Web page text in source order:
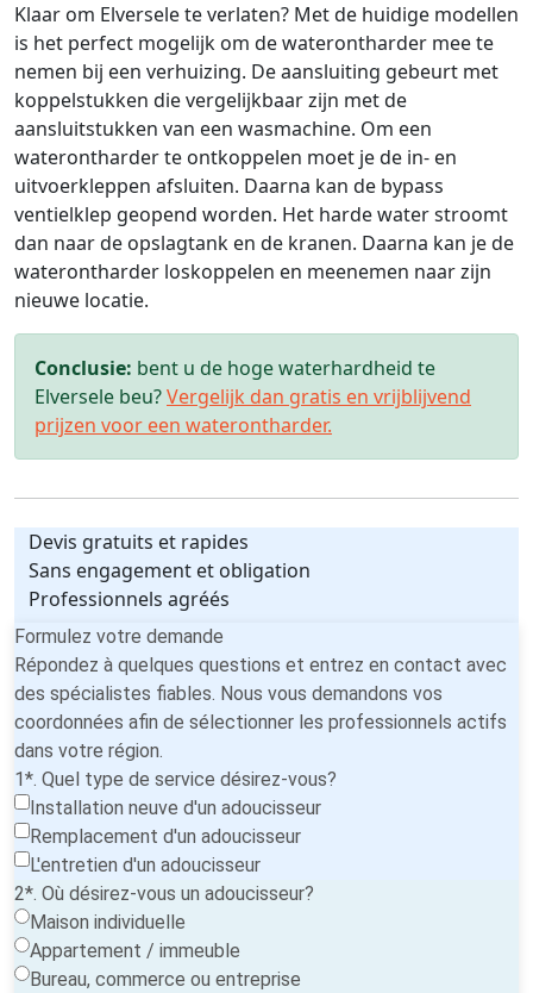
Klaar om Elversele te verlaten? Met de huidige modellen
is het perfect mogelijk om de waterontharder mee te
nemen bij een verhuizing. De aansluiting gebeurt met
koppelstukken die vergelijkbaar zijn met de
aansluitstukken van een wasmachine. Om een
waterontharder te ontkoppelen moet je de in- en
uitvoerkleppen afsluiten. Daarna kan de bypass
ventielklep geopend worden. Het harde water stroomt
dan naar de opslagtank en de kranen. Daarna kan je de
waterontharder loskoppelen en meenemen naar zijn
nieuwe locatie.
Conclusie: bent u de hoge waterhardheid te
Elversele beu?Vergelijk dan gratis en vrijblijvend
prijzen voor een waterontharder.
Devis gratuits et rapides
Sans engagement et obligation
Professionnels agréés
Formulez votre demande
Répondez à quelques questions et entrez en contact avec
des spécialistes fiables. Nous vous demandons vos
coordonnées afin de sélectionner les professionnels actifs
dans votre région.
1*. Quel type de service désirez-vous?
Installation neuve d'un adoucisseur
Remplacement d'un adoucisseur
L'entretien d'un adoucisseur
2*. Où désirez-vous un adoucisseur?
Maison individuelle
Appartement / immeuble
Bureau, commerce ou entreprise